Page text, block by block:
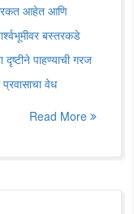
सरकत आहेत आणि
बस्तरकडे
पाहण्याची गरज
वेध
Read More